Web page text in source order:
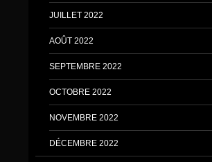
JUILLET 2022
AOÛT 2022
SEPTEMBRE 2022
OCTOBRE 2022
NOVEMBRE 2022
DÉCEMBRE 2022